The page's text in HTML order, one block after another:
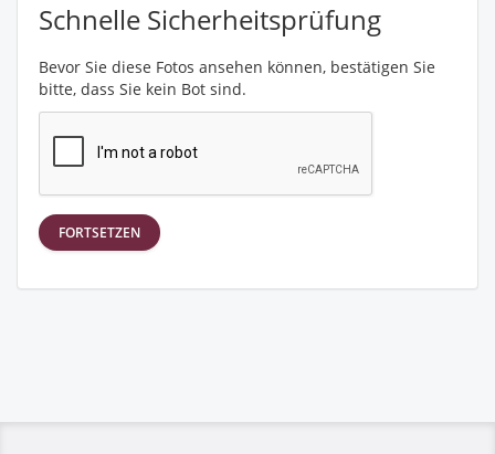
Schnelle Sicherheitsprüfung
Bevor Sie diese Fotos ansehen können, bestätigen Sie
bitte, dass Sie kein Bot sind.
FORTSETZEN